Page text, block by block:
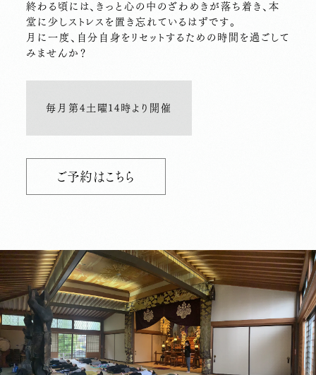
終わる頃には、きっと心の中のざわめきが落ち着き、本
堂に少しストレスを置き忘れているはずです。
月に一度、自分自身をリセットするための時間を過ごして
みませんか？
毎月第4土曜14時より開催
ご予約はこちら